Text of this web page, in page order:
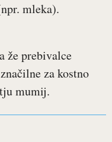
mleka).
že prebivalce
za kostno
mumij.